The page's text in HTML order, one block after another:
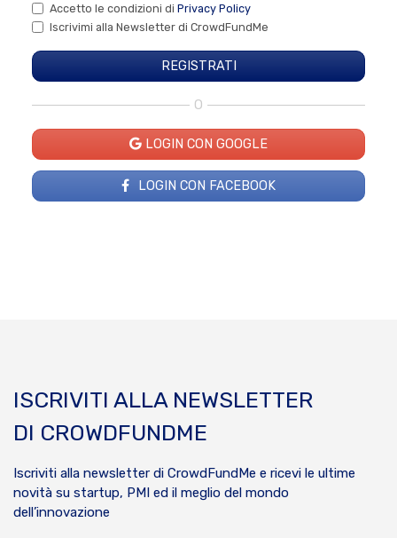
Accetto le condizioni di Privacy Policy
Iscrivimi alla Newsletter di CrowdFundMe
O
LOGIN CON GOOGLE
LOGIN CON FACEBOOK
ISCRIVITI ALLA NEWSLETTER
DI CROWDFUNDME
Iscriviti alla newsletter di CrowdFundMe e ricevi le ultime
novità su startup, PMI ed il meglio del mondo
dell’innovazione